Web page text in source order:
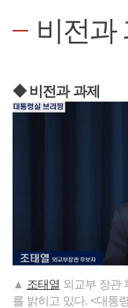
비전과
◆ 비전과 과제
▲ 조태열 외교부 장관
를 밝히고 있다. <대통